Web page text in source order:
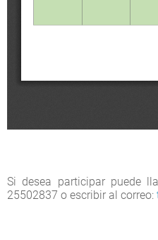
Si desea participar puede
25502837 o escribir al correo: